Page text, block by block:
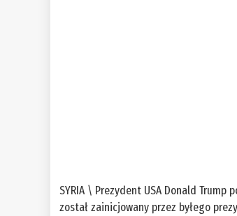
SYRIA \ Prezydent USA Donald
został zainicjowany przez byłego